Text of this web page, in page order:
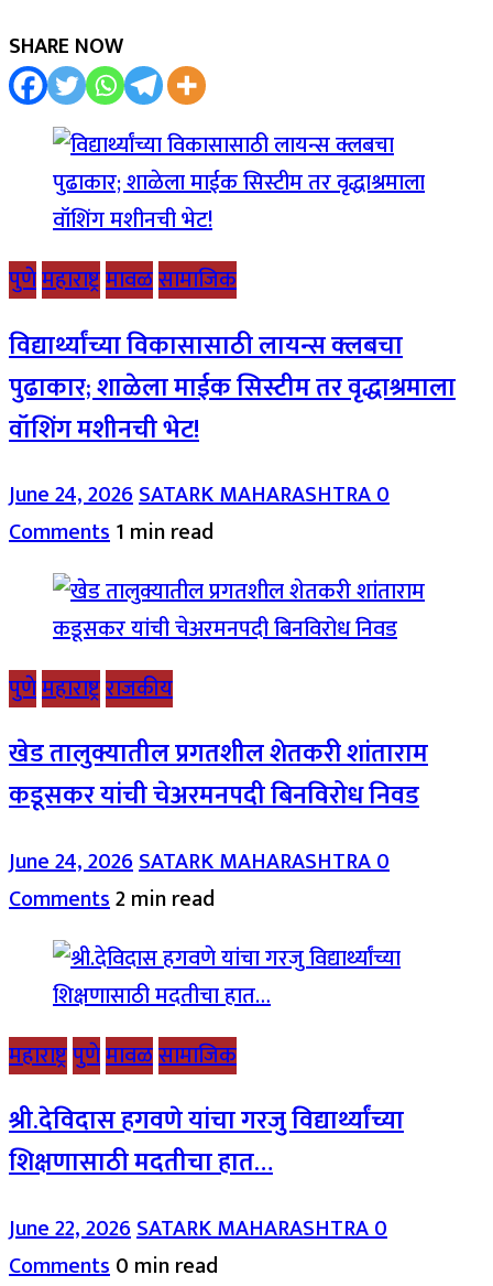
SHARE NOW
पुणेमहाराष्ट्रमावळसामाजिक
विद्यार्थ्यांच्या विकासासाठी लायन्स क्लबचा
पुढाकार; शाळेला माईक सिस्टीम तर वृद्धाश्रमाला
वॉशिंग मशीनची भेट!
June 24, 2026SATARK MAHARASHTRA0
Comments1 min read
पुणेमहाराष्ट्रराजकीय
खेड तालुक्यातील प्रगतशील शेतकरी शांताराम
कडूसकर यांची चेअरमनपदी बिनविरोध निवड
June 24, 2026SATARK MAHARASHTRA0
Comments2 min read
महाराष्ट्रपुणेमावळसामाजिक
श्री.देविदास हगवणे यांचा गरजु विद्यार्थ्यांच्या
शिक्षणासाठी मदतीचा हात…
June 22, 2026SATARK MAHARASHTRA0
Comments0 min read